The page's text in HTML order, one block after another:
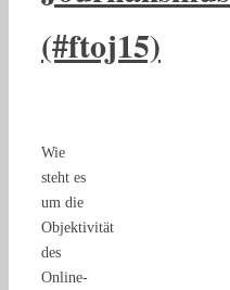
(#ftoj15)
Wie
steht es
um die
Objektivität
des
Online-